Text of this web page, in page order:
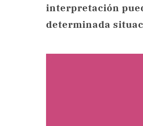
interpretación
determinada